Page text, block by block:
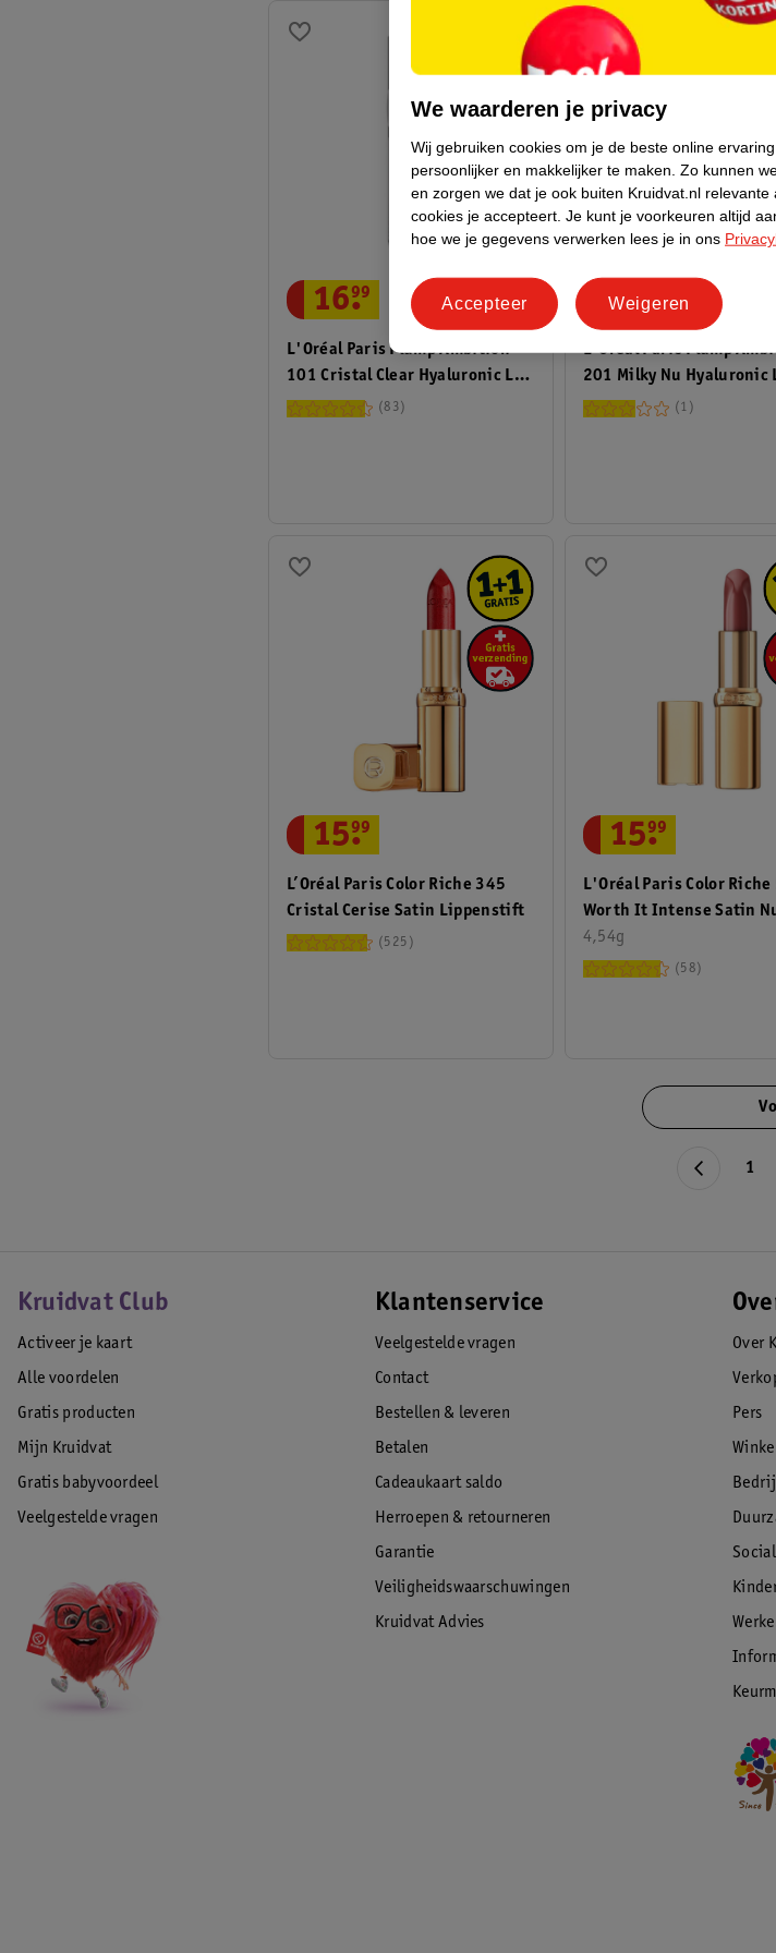
L'Oréal Paris Plump Ambition
101 Cristal Clear Hyaluronic Lip
Oil
16.
99
83
L'Oréal Paris Plump
201 Milky Nu Hyaluronic
16.
1
L’Oréal Paris Color Riche 345
Cristal Cerise Satin Lippenstift
15.
99
525
L'Oréal Paris Color Riche
Worth It Intense Satin
Lippenstift
4,54g
15.
99
58
1
Kruidvat Club
Activeer je kaart
Alle voordelen
Gratis producten
Mijn Kruidvat
Gratis babyvoordeel
Veelgestelde vragen
Klantenservice
Veelgestelde vragen
Contact
Bestellen & leveren
Betalen
Cadeaukaart saldo
Herroepen & retourneren
Garantie
Veiligheidswaarschuwingen
Kruidvat Advies
Over
Pers
We waarderen je privacy
Wij gebruiken cookies om je de beste online
persoonlijker en makkelijker te maken. Zo kunnen
en zorgen we dat je ook buiten Kruidvat.nl relevante
cookies je accepteert. Je kunt je voorkeuren altijd
hoe we je gegevens verwerken lees je in ons
Weigeren
Accepteer